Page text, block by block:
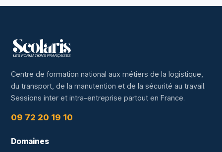
Centre de formation national aux métiers de la logistique,
du transport, de la manutention et de la sécurité au travail.
Sessions inter et intra-entreprise partout en France.
09 72 20 19 10
Domaines